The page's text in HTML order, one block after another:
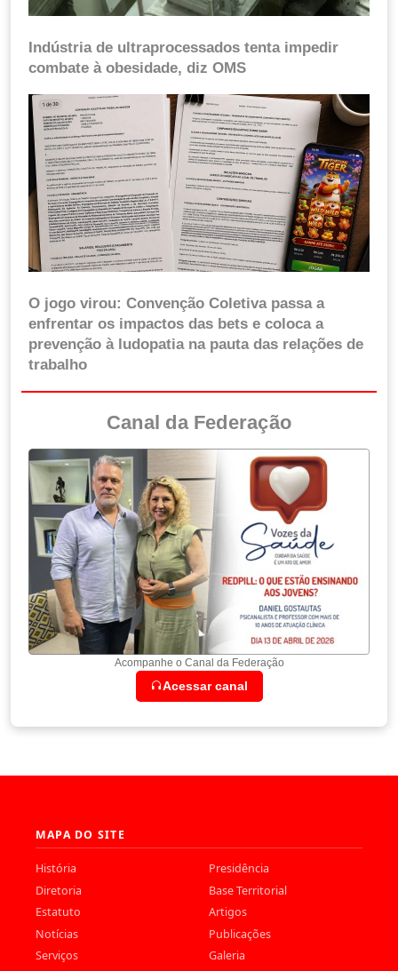
Indústria de ultraprocessados tenta impedir
combate à obesidade, diz OMS
O jogo virou: Convenção Coletiva passa a
enfrentar os impactos das bets e coloca a
prevenção à ludopatia na pauta das relações de
trabalho
Canal da Federação
Acompanhe o Canal da Federação
Acessar canal
MAPA DO SITE
História
Presidência
Diretoria
Base Territorial
Estatuto
Artigos
Notícias
Publicações
Serviços
Galeria